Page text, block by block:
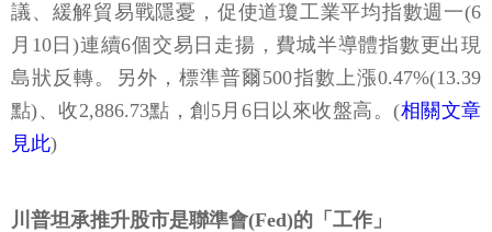
議、緩解貿易戰隱憂，促使道瓊工業平均指數週一(6
月10日)連續6個交易日走揚，費城半導體指數更出現
島狀反轉。另外，標準普爾500指數上漲0.47%(13.39
點)、收2,886.73點，創5月6日以來收盤高。(相關文章
見此)
川普坦承推升股市是聯準會(Fed)的「工作」